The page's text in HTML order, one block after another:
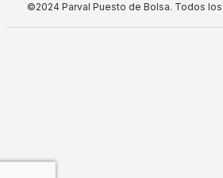
©2024 Parval Puesto de Bolsa. Todos